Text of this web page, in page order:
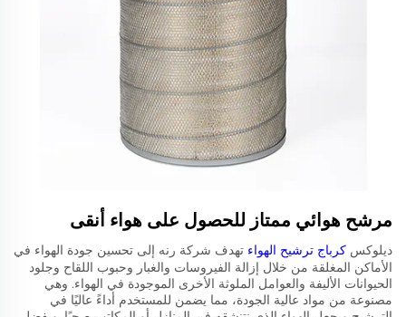
مرشح هوائي ممتاز للحصول على هواء أنقى
ديلوكس كرباج ترشيح الهواء تهدف شركة رنه إلى تحسين جودة الهواء في
الأماكن المغلقة من خلال إزالة الفيروسات والغبار وحبوب اللقاح وجلود
الحيوانات الأليفة والعوامل الملوثة الأخرى الموجودة في الهواء. وهي
مصنوعة من مواد عالية الجودة، مما يضمن للمستخدم أداءً عاليًا في